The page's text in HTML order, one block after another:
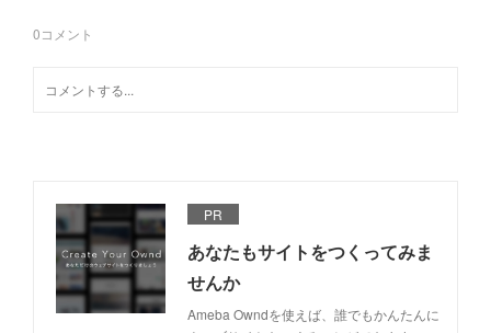
0コメント
PR
あなたもサイトをつくってみま
せんか
Ameba Owndを使えば、誰でもかんたんに